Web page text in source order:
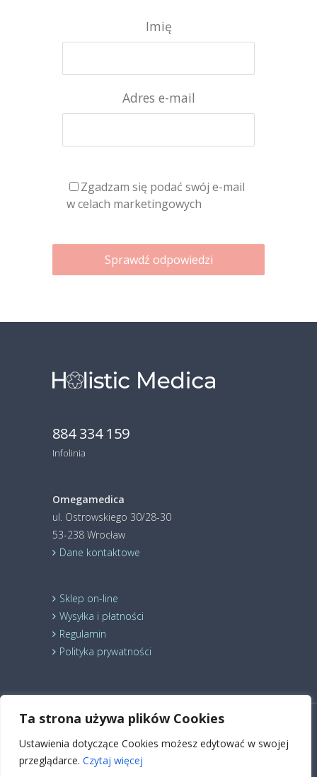
Ta strona używa plików Cookies
Ustawienia dotyczące Cookies możesz edytować w swojej
przeglądarce. Czytaj więcej
Imię
Adres e-mail
Zgadzam się podać swój e-mail
w celach marketingowych
Sprawdź odpowiedzi
884 334 159
Infolinia
Omegamedica
ul. Ostrowskiego 30/28-30
53-238 Wrocław
Dane kontaktowe
Sklep on-line
Wysyłka i płatności
Regulamin
Polityka prywatności
zastrzeżone.Suplement dietyKardiosuplement
NutrikosmetykKwasy Omega 3